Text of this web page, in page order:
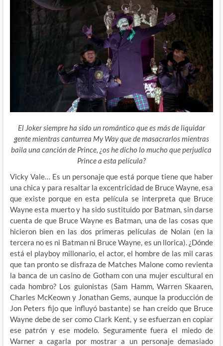
El Joker siempre ha sido un romántico que es más de liquidar
gente mientras canturrea My Way que de masacrarlos mientras
baila una canción de Prince, ¿os he dicho lo mucho que perjudica
Prince a esta película?
Vicky Vale… Es un personaje que está porque tiene que haber
una chica y para resaltar la excentricidad de Bruce Wayne, esa
que existe porque en esta película se interpreta que Bruce
Wayne esta muerto y ha sido sustituido por Batman, sin darse
cuenta de que Bruce Wayne es Batman, una de las cosas que
hicieron bien en las dos primeras películas de Nolan (en la
tercera no es ni Batman ni Bruce Wayne, es un llorica). ¿Dónde
está el playboy millonario, el actor, el hombre de las mil caras
que tan pronto se disfraza de Matches Malone como revienta
la banca de un casino de Gotham con una mujer escultural en
cada hombro? Los guionistas (Sam Hamm, Warren Skaaren,
Charles McKeown y Jonathan Gems, aunque la producción de
Jon Peters fijo que influyó bastante) se han creído que Bruce
Wayne debe de ser como Clark Kent, y se esfuerzan en copiar
ese patrón y ese modelo. Seguramente fuera el miedo de
Warner a cagarla por mostrar a un personaje demasiado